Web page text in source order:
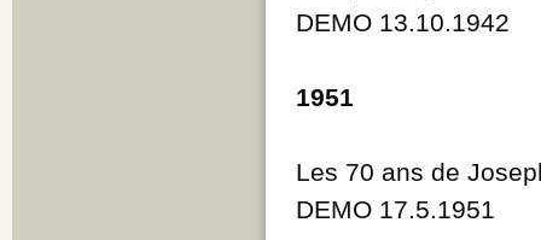
DEMO 13.10.1942
1951
Les 70 ans de
DEMO 17.5.1951